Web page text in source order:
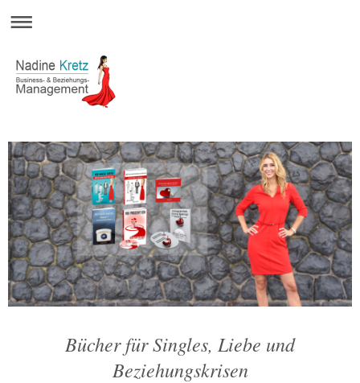
Bücher für Singles, Liebe und
Beziehungskrisen